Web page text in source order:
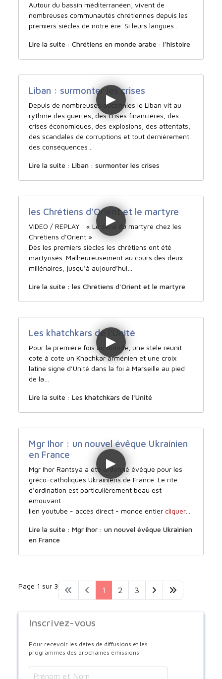
Autour du bassin méditerranéen, vivent de
nombreuses communautés chrétiennes depuis les
premiers siècles de notre ère. Si leurs langues…
Lire la suite : Chrétiens en monde arabe : l'histoire
Liban : surmonter les crises
Depuis de nombreuses décennies le Liban vit au
rythme des guerres, des crises financières, des
crises économiques, des explosions, des attentats,
des scandales de corruptions et tout dernièrement
des conséquences…
Lire la suite : Liban : surmonter les crises
les Chrétiens d'Orient et le martyre
VIDEO / REPLAY : « Le sens du martyre chez les
Chrétiens d’Orient »
Dès les premiers siècles les chrétiens ont été
martyrisés. Malheureusement au cours des deux
millénaires, jusqu’à aujourd’hui…
Lire la suite : les Chrétiens d'Orient et le martyre
Les khatchkars de l'Unité
Pour la première fois au monde, une stèle réunit
cote à cote un Khachkar arménien et une croix
latine signe d’Unité dans la foi à Marseille au pied
de la…
Lire la suite : Les khatchkars de l'Unité
Mgr Ihor : un nouvel évêque Ukrainien
en France
Mgr Ihor Rantsya a été ordonné évêque pour les
gréco-catholiques Ukrainiens de France. Le rite
d’ordination est particulièrement beau est
émouvant
lien youtube - accès direct - monde entier cliquer…
Lire la suite : Mgr Ihor : un nouvel évêque Ukrainien
en France
Page 1 sur 3 1 2 3
Inscrivez-vous
Pour recevoir les dates de diffusions et les
programmes des prochaines émissions :